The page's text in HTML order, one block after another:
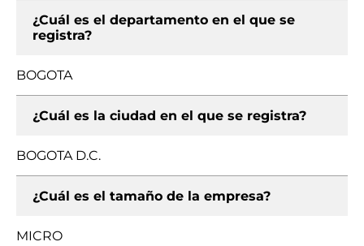
¿Cuál es el departamento en el que se
registra?
BOGOTA
¿Cuál es la ciudad en el que se registra?
BOGOTA D.C.
¿Cuál es el tamaño de la empresa?
MICRO